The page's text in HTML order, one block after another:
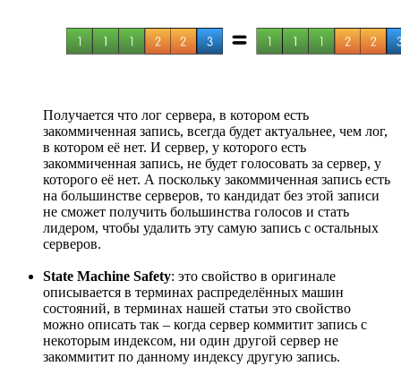
Получается что лог сервера, в котором есть
закоммиченная запись, всегда будет актуальнее, чем лог,
в котором её нет. И сервер, у которого есть
закоммиченная запись, не будет голосовать за сервер, у
которого её нет. А поскольку закоммиченная запись есть
на большинстве серверов, то кандидат без этой записи
не сможет получить большинства голосов и стать
лидером, чтобы удалить эту самую запись с остальных
серверов.
State Machine Safety: это свойство в оригинале
описывается в терминах распределённых машин
состояний, в терминах нашей статьи это свойство
можно описать так – когда сервер коммитит запись с
некоторым индексом, ни один другой сервер не
закоммитит по данному индексу другую запись.